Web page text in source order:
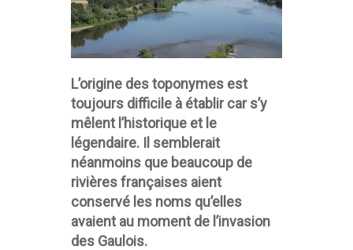
L’origine des toponymes est
toujours difficile à établir car s’y
mêlent l’historique et le
légendaire. Il semblerait
néanmoins que beaucoup de
rivières françaises aient
conservé les noms qu’elles
avaient au moment de l’invasion
des Gaulois.